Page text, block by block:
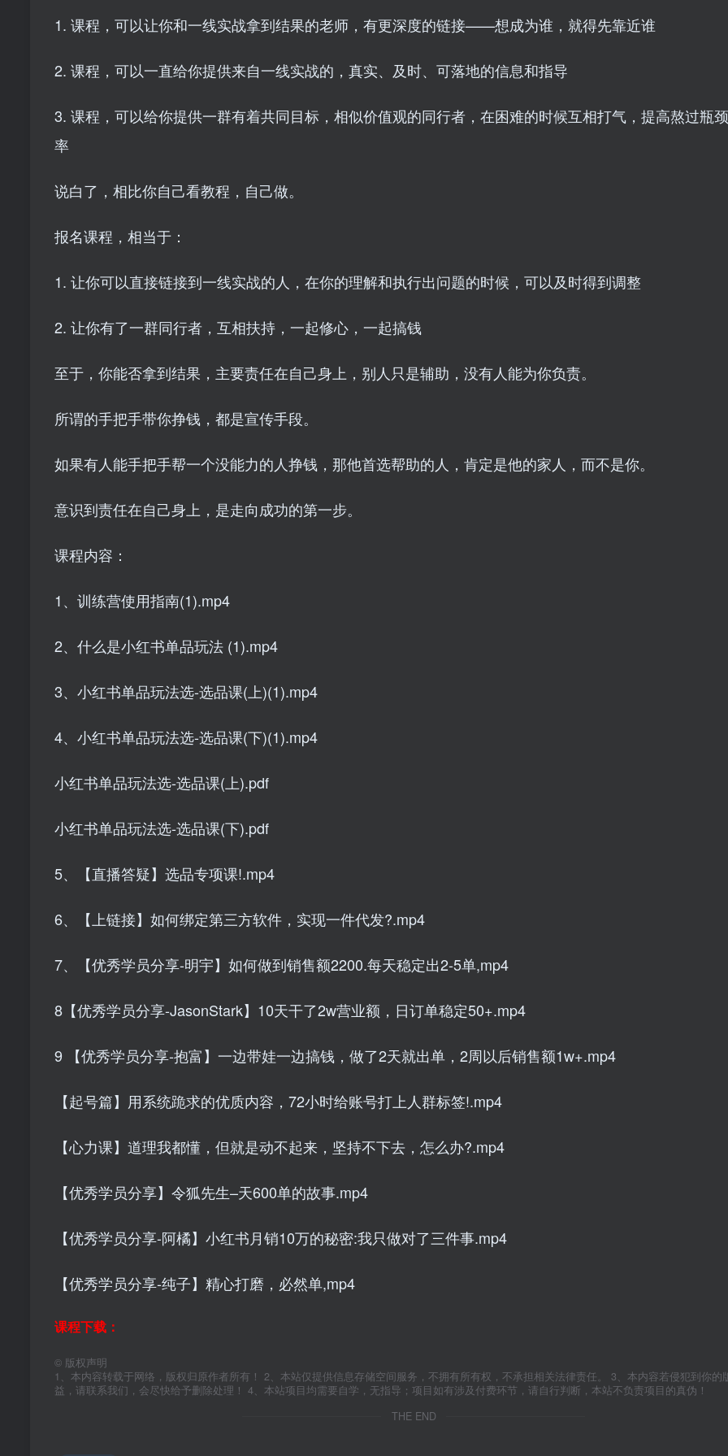
1. 课程，可以让你和一线实战拿到结果的老师，有更深度的链接——想成为谁，就得先靠近谁
2. 课程，可以一直给你提供来自一线实战的，真实、及时、可落地的信息和指导
3. 课程，可以给你提供一群有着共同目标，相似价值观的同行者，在困难的时候互相打气，提高熬过瓶
率
说白了，相比你自己看教程，自己做。
报名课程，相当于：
1. 让你可以直接链接到一线实战的人，在你的理解和执行出问题的时候，可以及时得到调整
2. 让你有了一群同行者，互相扶持，一起修心，一起搞钱
至于，你能否拿到结果，主要责任在自己身上，别人只是辅助，没有人能为你负责。
所谓的手把手带你挣钱，都是宣传手段。
如果有人能手把手帮一个没能力的人挣钱，那他首选帮助的人，肯定是他的家人，而不是你。
意识到责任在自己身上，是走向成功的第一步。
课程内容：
1、训练营使用指南(1).mp4
2、什么是小红书单品玩法 (1).mp4
3、小红书单品玩法选-选品课(上)(1).mp4
4、小红书单品玩法选-选品课(下)(1).mp4
小红书单品玩法选-选品课(上).pdf
小红书单品玩法选-选品课(下).pdf
5、【直播答疑】选品专项课!.mp4
6、【上链接】如何绑定第三方软件，实现一件代发?.mp4
7、【优秀学员分享-明宇】如何做到销售额2200.每天稳定出2-5单,mp4
8【优秀学员分享-JasonStark】10天干了2w营业额，日订单稳定50+.mp4
9 【优秀学员分享-抱富】一边带娃一边搞钱，做了2天就出单，2周以后销售额1w+.mp4
【起号篇】用系统跪求的优质内容，72小时给账号打上人群标签!.mp4
【心力课】道理我都懂，但就是动不起来，坚持不下去，怎么办?.mp4
【优秀学员分享】令狐先生–天600单的故事.mp4
【优秀学员分享-阿橘】小红书月销10万的秘密:我只做对了三件事.mp4
【优秀学员分享-纯子】精心打磨，必然单,mp4
课程下载：
© 版权声明
1、本内容转载于网络，版权归原作者所有！ 2、本站仅提供信息存储空间服务，不拥有所有权，不承担相关法律责任。 3、本内容若侵犯到你的
益，请联系我们，会尽快给予删除处理！ 4、本站项目均需要自学，无指导；项目如有涉及付费环节，请自行判断，本站不负责项目的真伪！
THE END